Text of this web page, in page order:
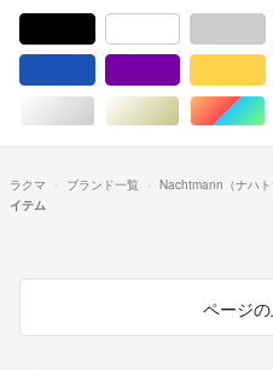
シルバー/銀色系ゴールド/金
ラクマ ブランド一覧 Nachtmann（ナハト
イテム
ページ